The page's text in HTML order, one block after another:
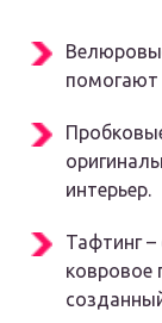
помогают
интерьер.
Тафтинг
ковровое